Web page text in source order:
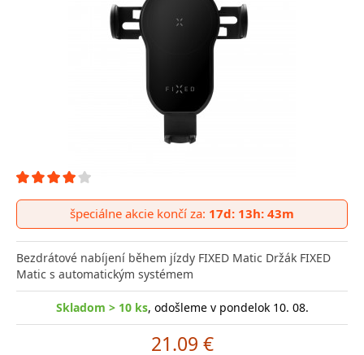
špeciálne akcie končí za: 17d: 13h: 43m
Bezdrátové nabíjení během jízdy FIXED Matic Držák FIXED
Matic s automatickým systémem
Skladom > 10 ks, odošleme v pondelok 10. 08.
21.09 €